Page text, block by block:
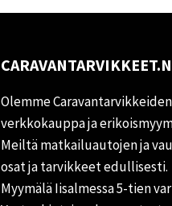
Olemme Caravantarvikkeiden
verkkokauppa ja
Meiltä matkailuautojen ja
osat ja tarvikkeet edullisesti.
Myymälä Iisalmessa 5-tien